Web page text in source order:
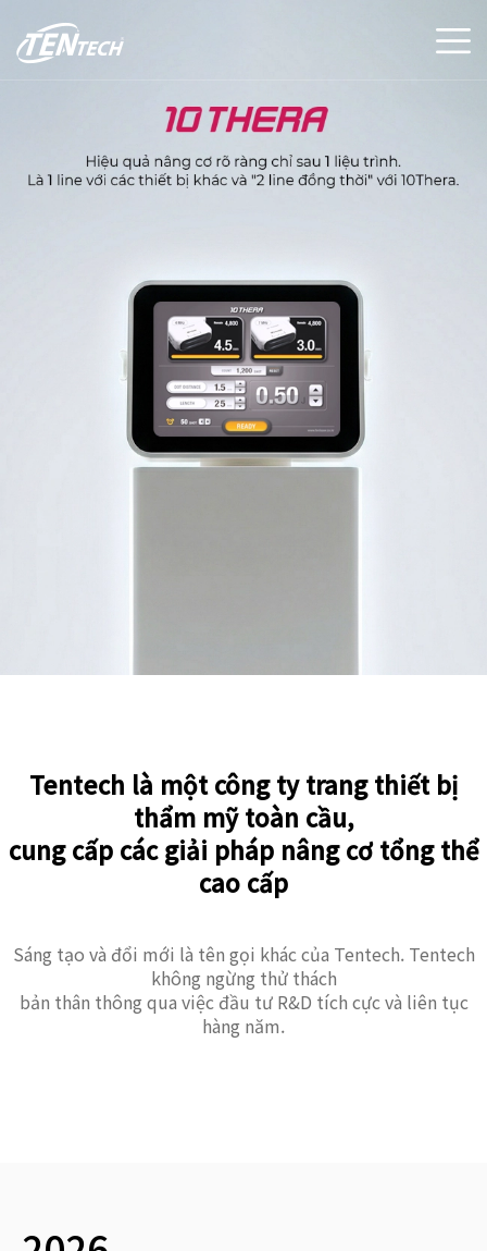
Tentech là một công ty trang thiết bị
thẩm mỹ toàn cầu,
cung cấp các giải pháp nâng cơ tổng thể
cao cấp
Sáng tạo và đổi mới là tên gọi khác của Tentech. Tentech
không ngừng thử thách
bản thân thông qua việc đầu tư R&D tích cực và liên tục
hàng năm.